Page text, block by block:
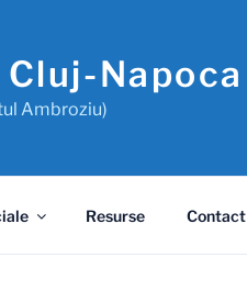
Napoca
Ambroziu)
Resurse Contact